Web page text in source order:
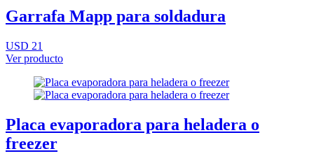
Garrafa Mapp para soldadura
USD 21
Ver producto
Placa evaporadora para heladera o
freezer